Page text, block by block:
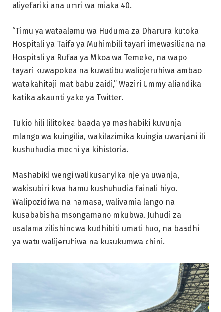
aliyefariki ana umri wa miaka 40.
“Timu ya wataalamu wa Huduma za Dharura kutoka
Hospitali ya Taifa ya Muhimbili tayari imewasiliana na
Hospitali ya Rufaa ya Mkoa wa Temeke, na wapo
tayari kuwapokea na kuwatibu waliojeruhiwa ambao
watakahitaji matibabu zaidi,” Waziri Ummy aliandika
katika akaunti yake ya Twitter.
Tukio hili lilitokea baada ya mashabiki kuvunja
mlango wa kuingilia, wakilazimika kuingia uwanjani ili
kushuhudia mechi ya kihistoria.
Mashabiki wengi walikusanyika nje ya uwanja,
wakisubiri kwa hamu kushuhudia fainali hiyo.
Walipozidiwa na hamasa, walivamia lango na
kusababisha msongamano mkubwa. Juhudi za
usalama zilishindwa kudhibiti umati huo, na baadhi
ya watu walijeruhiwa na kusukumwa chini.